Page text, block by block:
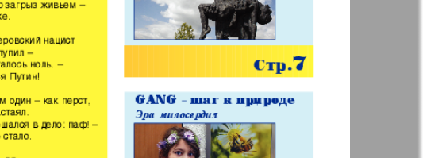
Идеальная фирма Известия BW
Катюша Кенгуру